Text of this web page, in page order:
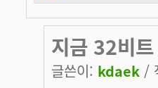
지금 32비
글쓴이: kdaek /